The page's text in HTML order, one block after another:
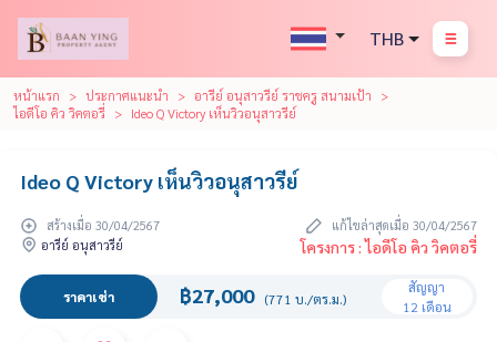
THB
หน้าแรก ประกาศแนะนำ
อารีย์ อนุสาวรีย์ ราชครู สนามเป้า
ไอดีโอ คิว วิคตอรี่
Ideo Q Victory เห็นวิวอนุสาวรีย์
Ideo Q Victory เห็นวิวอนุสาวรีย์
สร้างเมื่อ 30/04/2567
แก้ไขล่าสุดเมื่อ 30/04/2567
อารีย์ อนุสาวรีย์
โครงการ : ไอดีโอ คิว วิคตอรี่
ราคาเช่า ฿27,000 (771 บ./ตร.ม.)
สัญญา
12 เดือน